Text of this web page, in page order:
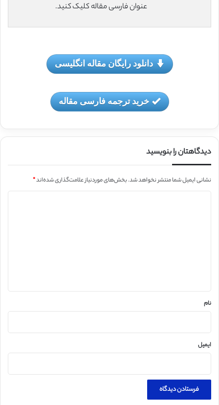
عنوان فارسی مقاله کلیک کنید.
دانلود رایگان مقاله انگلیسی
خرید ترجمه فارسی مقاله
دیدگاهتان را بنویسید
نشانی ایمیل شما منتشر نخواهد شد.بخش‌های موردنیاز علامت‌گذاری شده‌اند*
نام
ایمیل